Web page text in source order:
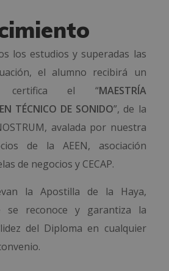
los estudios y superadas las
el alumno recibirá un
certifica el “MAESTRÍA
TÉCNICO DE SONIDO”, de la
avalada por nuestra
de la AEEN, asociación
de negocios y CECAP.
la Apostilla de la Haya,
se reconoce y garantiza la
del Diploma en cualquier